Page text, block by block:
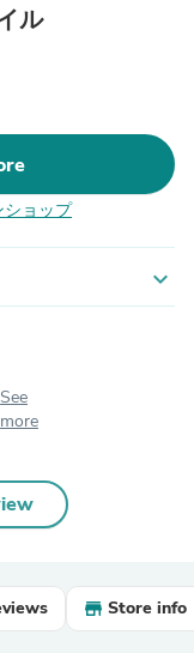
ル
ショップ
expand_more
See
more
Store info